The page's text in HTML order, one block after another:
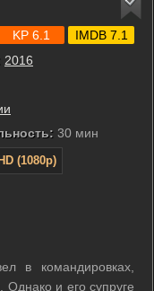
2016
30 мин
(1080p)
KP 6.1 IMDB 7.1
в командировках,
Однако и его супруге